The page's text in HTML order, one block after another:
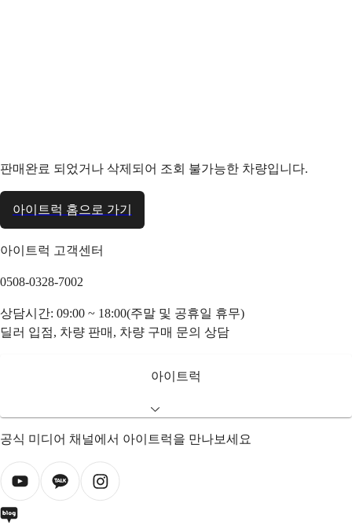
판매완료 되었거나 삭제되어 조회 불가능한 차량입니다.
아이트럭 홈으로 가기
아이트럭 고객센터
0508-0328-7002
상담시간: 09:00 ~ 18:00(주말 및 공휴일 휴무)
딜러 입점, 차량 판매, 차량 구매 문의 상담
아이트럭
공식 미디어 채널에서 아이트럭을 만나보세요